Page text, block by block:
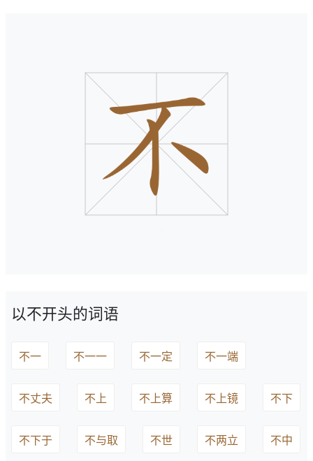
以不开头的词语
不一 不一一 不一定 不一端
不丈夫 不上 不上算 不上镜 不下
不下于 不与取 不世 不两立 不中